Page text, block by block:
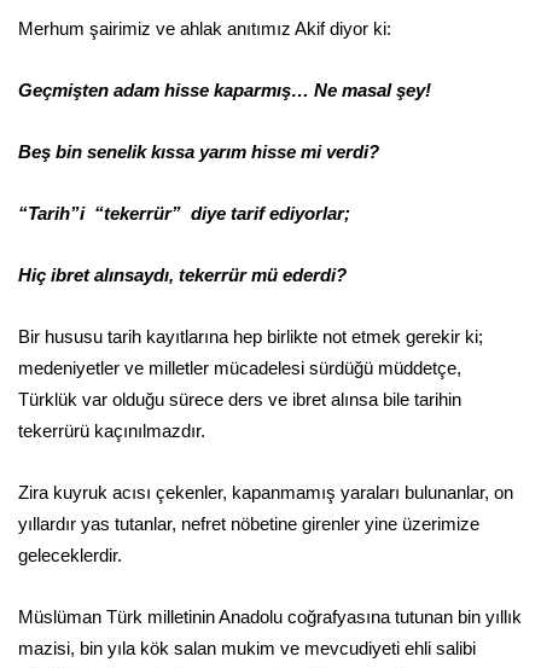
Merhum şairimiz ve ahlak anıtımız Akif diyor ki:
Geçmişten adam hisse kaparmış… Ne masal şey!
Beş bin senelik kıssa yarım hisse mi verdi?
“Tarih”i “tekerrür” diye tarif ediyorlar;
Hiç ibret alınsaydı, tekerrür mü ederdi?
Bir hususu tarih kayıtlarına hep birlikte not etmek gerekir ki;
medeniyetler ve milletler mücadelesi sürdüğü müddetçe,
Türklük var olduğu sürece ders ve ibret alınsa bile tarihin
tekerrürü kaçınılmazdır.
Zira kuyruk acısı çekenler, kapanmamış yaraları bulunanlar, on
yıllardır yas tutanlar, nefret nöbetine girenler yine üzerimize
geleceklerdir.
Müslüman Türk milletinin Anadolu coğrafyasına tutunan bin yıllık
mazisi, bin yıla kök salan mukim ve mevcudiyeti ehli salibi